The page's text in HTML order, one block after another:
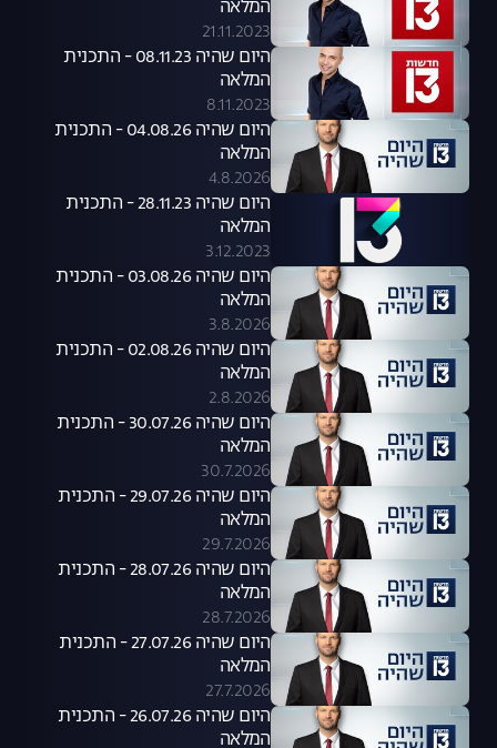
המלאה
21.11.2023
היום שהיה 08.11.23 - התכנית
המלאה
8.11.2023
היום שהיה 04.08.26 - התכנית
המלאה
4.8.2026
היום שהיה 28.11.23 - התכנית
המלאה
3.12.2023
היום שהיה 03.08.26 - התכנית
המלאה
3.8.2026
היום שהיה 02.08.26 - התכנית
המלאה
2.8.2026
היום שהיה 30.07.26 - התכנית
המלאה
30.7.2026
היום שהיה 29.07.26 - התכנית
המלאה
29.7.2026
היום שהיה 28.07.26 - התכנית
המלאה
28.7.2026
היום שהיה 27.07.26 - התכנית
המלאה
27.7.2026
היום שהיה 26.07.26 - התכנית
המלאה